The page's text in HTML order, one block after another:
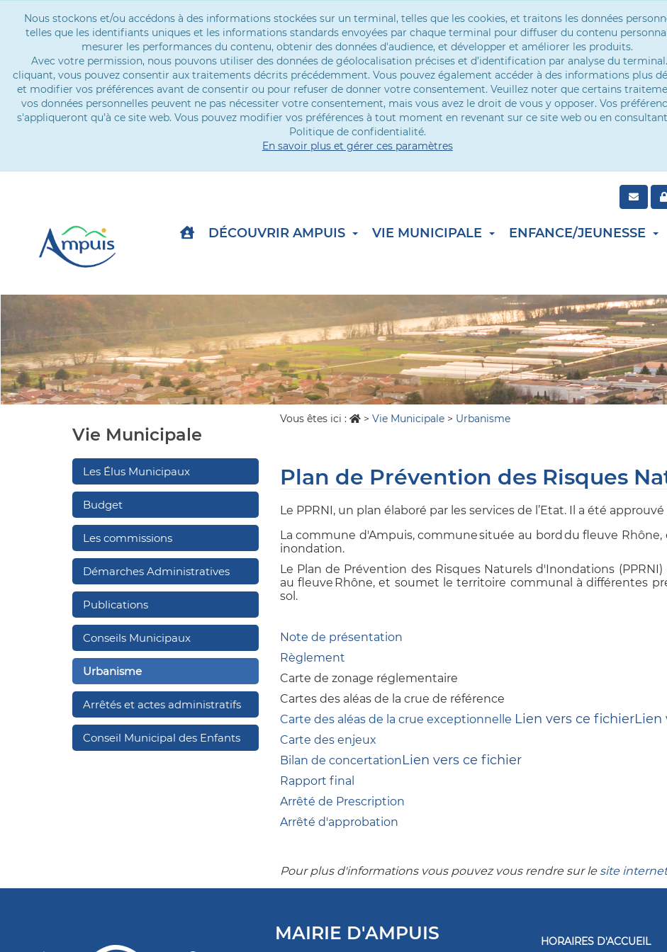
Nous stockons et/ou accédons à des informations stockées sur un terminal, telles que les cookies, et traitons les données
telles que les identifiants uniques et les informations standards envoyées par chaque terminal pour diffuser du contenu
mesurer les performances du contenu, obtenir des données d'audience, et développer et améliorer les produits.
Avec votre permission, nous pouvons utiliser des données de géolocalisation précises et d’identification par analyse du
cliquant, vous pouvez consentir aux traitements décrits précédemment. Vous pouvez également accéder à des informations plus
et modifier vos préférences avant de consentir ou pour refuser de donner votre consentement. Veuillez noter que certains
vos données personnelles peuvent ne pas nécessiter votre consentement, mais vous avez le droit de vous y opposer. Vos
s'appliqueront qu’à ce site web. Vous pouvez modifier vos préférences à tout moment en revenant sur ce site web ou en
Politique de confidentialité.
En savoir plus et gérer ces paramètres
DÉCOUVRIR AMPUIS VIE MUNICIPALE ENFANCE/JEUNESSE
Vie Municipale
Vous êtes ici : > Vie Municipale > Urbanisme
Les Élus Municipaux
Budget
Les commissions
Démarches Administratives
Publications
Conseils Municipaux
Urbanisme
Arrêtés et actes administratifs
Conseil Municipal des Enfants
Plan de Prévention des Risques
Le PPRNI, un plan élaboré par les services de l’Etat. Il a été approuvé
La commune d'Ampuis, commune située au bord du fleuve
inondation.
Le Plan de Prévention des Risques Naturels d'Inondations
au fleuve Rhône, et soumet le territoire communal à différentes
sol.
Note de présentation
Règlement
Carte de zonage réglementaire
Cartes des aléas de la crue de référence
Carte des aléas de la crue exceptionnelle Lien vers ce fichierLien
Carte des enjeux
Bilan de concertationLien vers ce fichier
Rapport final
Arrêté de Prescription
Arrêté d'approbation
Pour plus d'informations vous pouvez vous rendre sur le site
MAIRIE D'AMPUIS HORAIRES D'ACCUEIL